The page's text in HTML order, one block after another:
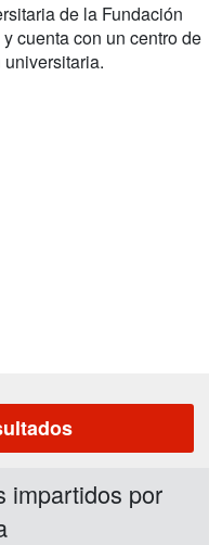
de la Fundación
cuenta con un centro de
impartidos por